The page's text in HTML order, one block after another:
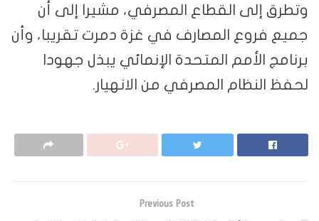
إلى القطاع المصرفي، مشيرا إلى أن
فروع المصارف في غزة دمرت تقريبا، وأن
الأمم المتحدة الإنمائي يبذل جهودا
النظام المصرفي من الانهيار.
Previous Post